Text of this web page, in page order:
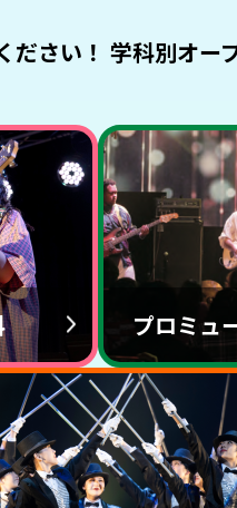
ださい！ 学科別オー
プロミュ